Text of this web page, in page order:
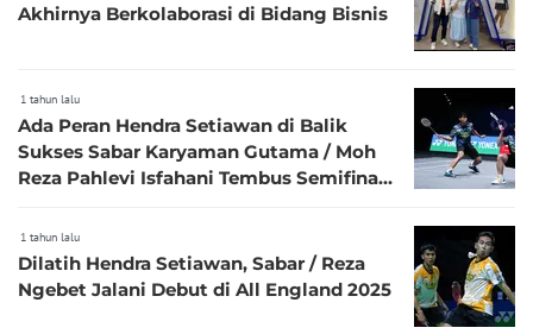
Akhirnya Berkolaborasi di Bidang Bisnis
1 tahun lalu
Ada Peran Hendra Setiawan di Balik
Sukses Sabar Karyaman Gutama / Moh
Reza Pahlevi Isfahani Tembus Semifinal
1 tahun lalu
Dilatih Hendra Setiawan, Sabar / Reza
Ngebet Jalani Debut di All England 2025